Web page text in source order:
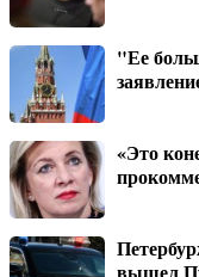
"Ее
«Это
вышел